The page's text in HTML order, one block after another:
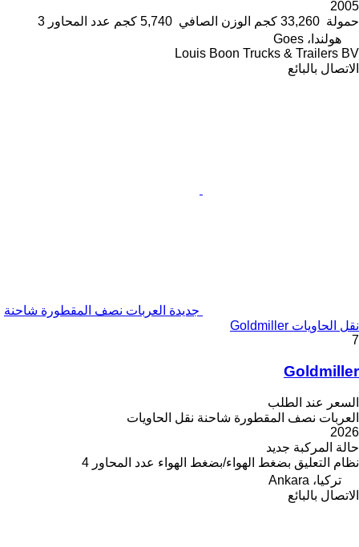
2005
حمولة 33,260 كجم الوزن الصافي 5,740 كجم عدد المحاور 3
هولندا، Goes
Louis Boon Trucks & Trailers BV
الاتصال بالبائع
جديدة العربات نصف المقطورة شاحنة
نقل الحاويات Goldmiller
7
Goldmiller
السعر عند الطلب
العربات نصف المقطورة شاحنة نقل الحاويات
2026
حالة المركبة جديد
نظام التعليق بضغط الهواء/بضغط الهواء عدد المحاور 4
تركيا، Ankara
الاتصال بالبائع